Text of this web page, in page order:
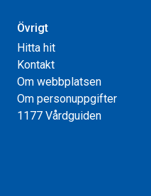
Övrigt
Hitta hit
Kontakt
Om webbplatsen
Om personuppgifter
1177 Vårdguiden